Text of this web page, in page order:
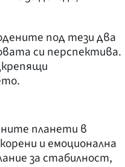
под тези два
си перспектива.
планети в
и емоционална
за стабилност,